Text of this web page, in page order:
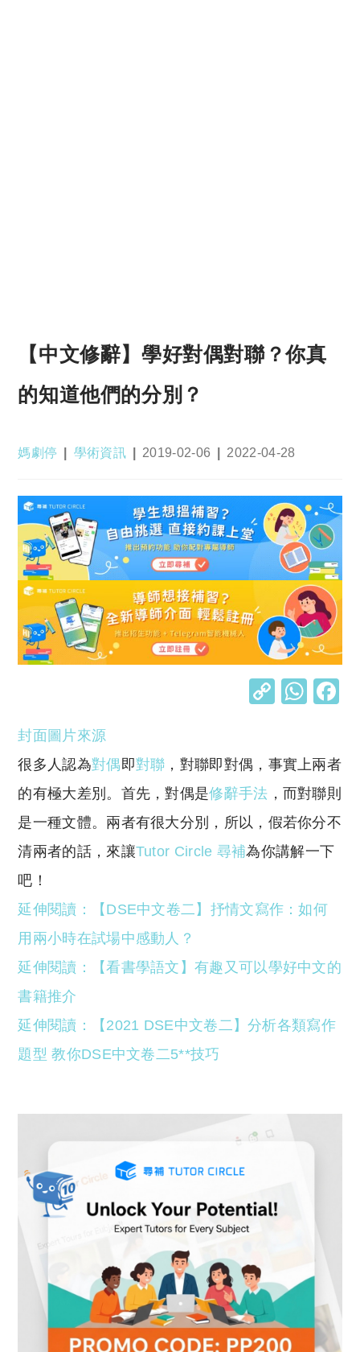
【中文修辭】學好對偶對聯？你真
的知道他們的分別？
Post
媽劇停
Post
學術資訊
Post
2019-02-06
Post
2022-04-28
C
y
Li
n
k
W
s
A
p
p
封面圖片來源
很多人認為對偶即對聯 ，對聯即對偶，事實上兩者
的有極大差別。首先，對偶是修辭手法 ，而對聯則
是一種文體。兩者有很大分別，所以，假若你分不
清兩者的話，來讓Tutor Circle 尋補為你講解一下
吧！
延伸閱讀：【DSE中文卷二】抒情文寫作：如何
用兩小時在試場中感動人？
延伸閱讀：【看書學語文】有趣又可以學好中文的
書籍推介
延伸閱讀：【2021 DSE中文卷二】分析各類寫作
題型 教你DSE中文卷二5**技巧